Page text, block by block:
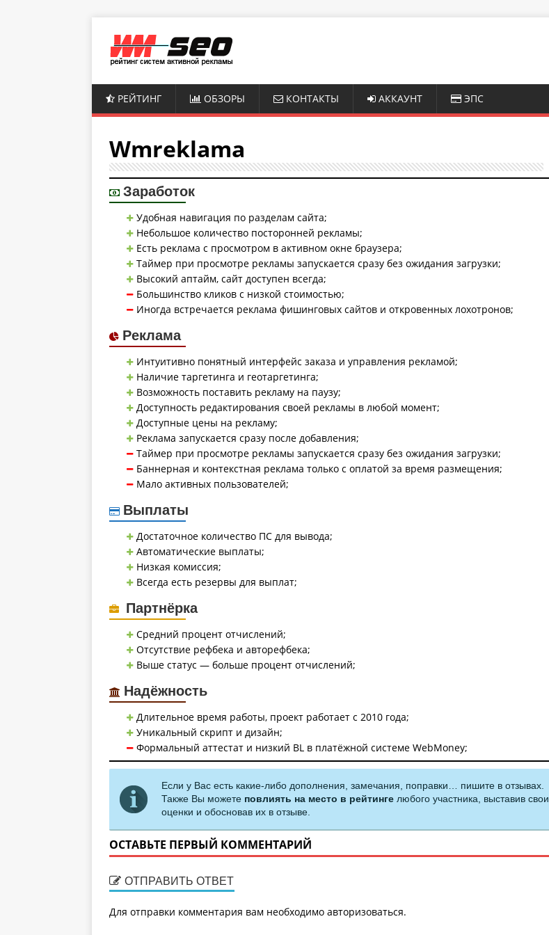
РЕЙТИНГ ОБЗОРЫ КОНТАКТЫ АККАУНТ ЭПС
Wmreklama
Заработок
Удобная навигация по разделам сайта;
Небольшое количество посторонней рекламы;
Есть реклама с просмотром в активном окне браузера;
Таймер при просмотре рекламы запускается сразу без ожидания загрузки;
Высокий аптайм, сайт доступен всегда;
Большинство кликов с низкой стоимостью;
Иногда встречается реклама фишинговых сайтов и откровенных лохотронов;
Реклама
Интуитивно понятный интерфейс заказа и управления рекламой;
Наличие таргетинга и геотаргетинга;
Возможность поставить рекламу на паузу;
Доступность редактирования своей рекламы в любой момент;
Доступные цены на рекламу;
Реклама запускается сразу после добавления;
Таймер при просмотре рекламы запускается сразу без ожидания загрузки;
Баннерная и контекстная реклама только с оплатой за время размещения;
Мало активных пользователей;
Выплаты
Достаточное количество ПС для вывода;
Автоматические выплаты;
Низкая комиссия;
Всегда есть резервы для выплат;
Партнёрка
Средний процент отчислений;
Отсутствие рефбека и авторефбека;
Выше статус — больше процент отчислений;
Надёжность
Длительное время работы, проект работает с 2010 года;
Уникальный скрипт и дизайн;
Формальный аттестат и низкий BL в платёжной системе WebMoney;
Если у Вас есть какие-либо дополнения, замечания, поправки… пишите в отзывах.
Также Вы можете повлиять на место в рейтинге любого участника, выставив свои
оценки и обосновав их в отзыве.
ОСТАВЬТЕ ПЕРВЫЙ КОММЕНТАРИЙ
ОТПРАВИТЬ ОТВЕТ
Для отправки комментария вам необходимо авторизоваться.